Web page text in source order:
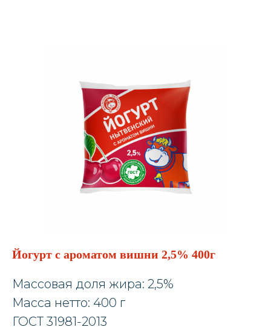
Йогурт с ароматом вишни 2,5% 400г
Массовая доля жира: 2,5%
Масса нетто: 400 г
ГОСТ 31981-2013